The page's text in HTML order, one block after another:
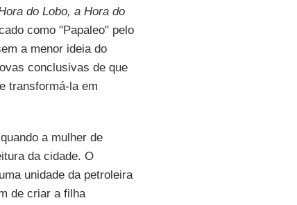
do Lobo, a Hora do
como "Papaleo" pelo
a menor ideia do
conclusivas de que
transformá-la em
a mulher de
da cidade. O
unidade da petroleira
de criar a filha